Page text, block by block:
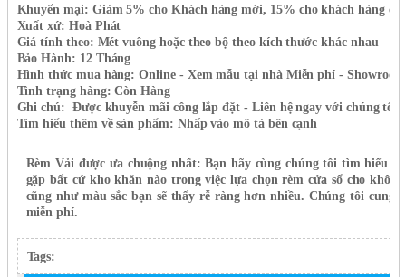
Khuyến mại: Giảm 5% cho Khách hàng mới, 15% cho khách hàng cũ.
Xuất xứ: Hoà Phát
Giá tính theo: Mét vuông hoặc theo bộ theo kích thước khác nhau
Bảo Hành: 12 Tháng
Hình thức mua hàng: Online - Xem mẫu tại nhà Miễn phí -
Tình trạng hàng: Còn Hàng
Ghi chú: Được khuyễn mãi công lắp đặt - Liên hệ ngay với chúng tôi:
Tìm hiểu thêm về sản phẩm: Nhấp vào mô tả bên cạnh
Rèm Vải được ưa chuộng nhất: Bạn hãy cùng chúng tôi tìm hiểu
gặp bất cứ kho khăn nào trong việc lựa chọn rèm cửa sổ cho
cũng như màu sắc bạn sẽ thấy rễ ràng hơn nhiều. Chúng tôi
miễn phí.
Tags: